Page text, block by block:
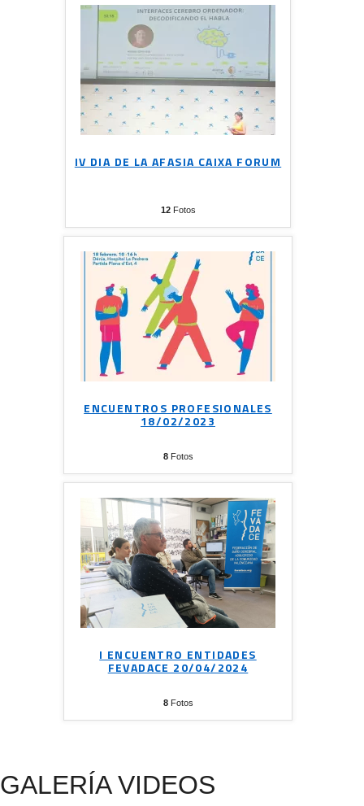
IV DIA DE LA AFASIA CAIXA FORUM
12Fotos
ENCUENTROS PROFESIONALES
18/02/2023
8Fotos
I ENCUENTRO ENTIDADES
FEVADACE 20/04/2024
8Fotos
GALERÍA VIDEOS